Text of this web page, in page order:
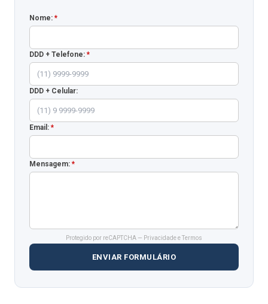
Nome: *
DDD + Telefone: *
DDD + Celular:
Email: *
Mensagem: *
Protegido por reCAPTCHA — PrivacidadeeTermos
ENVIAR FORMULÁRIO